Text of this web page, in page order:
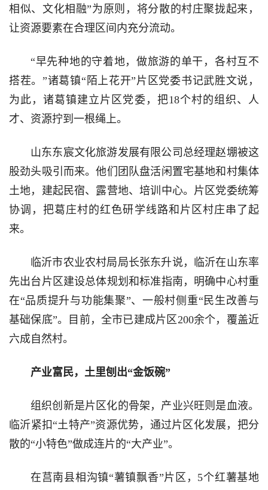
相似、文化相融”为原则，将分散的村庄聚拢起来，
让资源要素在合理区间内充分流动。
“早先种地的守着地，做旅游的单干，各村互不
搭茬。”诸葛镇“陌上花开”片区党委书记武胜文说，
为此，诸葛镇建立片区党委，把18个村的组织、人
才、资源拧到一根绳上。
山东东宸文化旅游发展有限公司总经理赵堋被这
股劲头吸引而来。他们团队盘活闲置宅基地和村集体
土地，建起民宿、露营地、培训中心。片区党委统筹
协调，把葛庄村的红色研学线路和片区村庄串了起
来。
临沂市农业农村局局长张东升说，临沂在山东率
先出台片区建设总体规划和标准指南，明确中心村重
在“品质提升与功能集聚”、一般村侧重“民生改善与
基础保底”。目前，全市已建成片区200余个，覆盖近
六成自然村。
产业富民，土里刨出“金饭碗”
组织创新是片区化的骨架，产业兴旺则是血液。
临沂紧扣“土特产”资源优势，通过片区化发展，把分
散的“小特色”做成连片的“大产业”。
在莒南县相沟镇“薯镇飘香”片区，5个红薯基地